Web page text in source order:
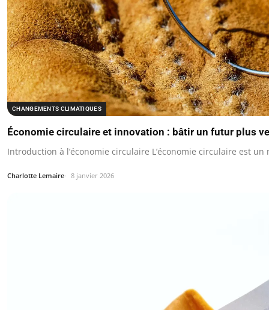
CHANGEMENTS CLIMATIQUES
Économie circulaire et innovation : bâtir un futur plus
Introduction à l’économie circulaire L’économie circulaire est
Charlotte Lemaire 8 janvier 2026